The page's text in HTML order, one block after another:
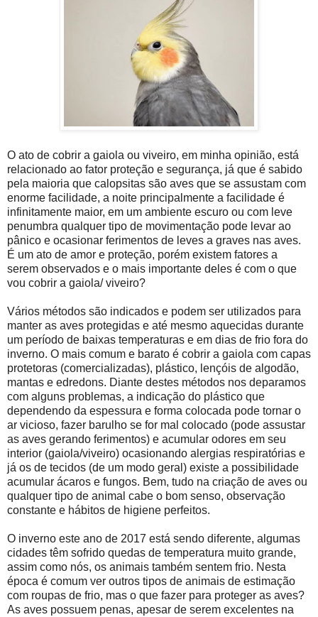
O ato de cobrir a gaiola ou viveiro, em minha opinião, está
relacionado ao fator proteção e segurança, já que é sabido
pela maioria que calopsitas são aves que se assustam com
enorme facilidade, a noite principalmente a facilidade é
infinitamente maior, em um ambiente escuro ou com leve
penumbra qualquer tipo de movimentação pode levar ao
pânico e ocasionar ferimentos de leves a graves nas aves.
É um ato de amor e proteção, porém existem fatores a
serem observados e o mais importante deles é com o que
vou cobrir a gaiola/ viveiro?
Vários métodos são indicados e podem ser utilizados para
manter as aves protegidas e até mesmo aquecidas durante
um período de baixas temperaturas e em dias de frio fora do
inverno. O mais comum e barato é cobrir a gaiola com capas
protetoras (comercializadas), plástico, lençóis de algodão,
mantas e edredons. Diante destes métodos nos deparamos
com alguns problemas, a indicação do plástico que
dependendo da espessura e forma colocada pode tornar o
ar vicioso, fazer barulho se for mal colocado (pode assustar
as aves gerando ferimentos) e acumular odores em seu
interior (gaiola/viveiro) ocasionando alergias respiratórias e
já os de tecidos (de um modo geral) existe a possibilidade
acumular ácaros e fungos. Bem, tudo na criação de aves ou
qualquer tipo de animal cabe o bom senso, observação
constante e hábitos de higiene perfeitos.
O inverno este ano de 2017 está sendo diferente, algumas
cidades têm sofrido quedas de temperatura muito grande,
assim como nós, os animais também sentem frio. Nesta
época é comum ver outros tipos de animais de estimação
com roupas de frio, mas o que fazer para proteger as aves?
As aves possuem penas, apesar de serem excelentes na